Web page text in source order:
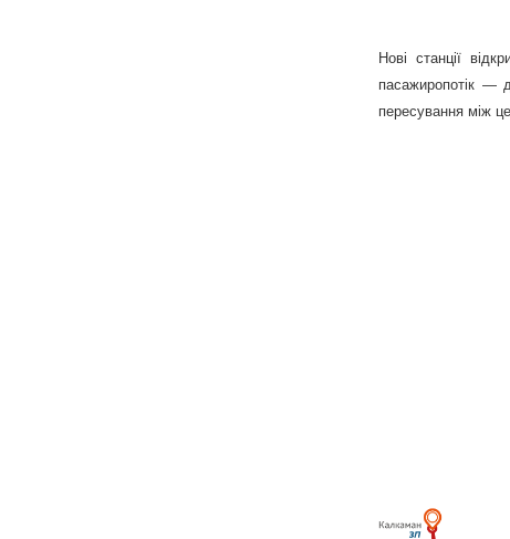
Нові станції
пасажиропотік —
пересування між